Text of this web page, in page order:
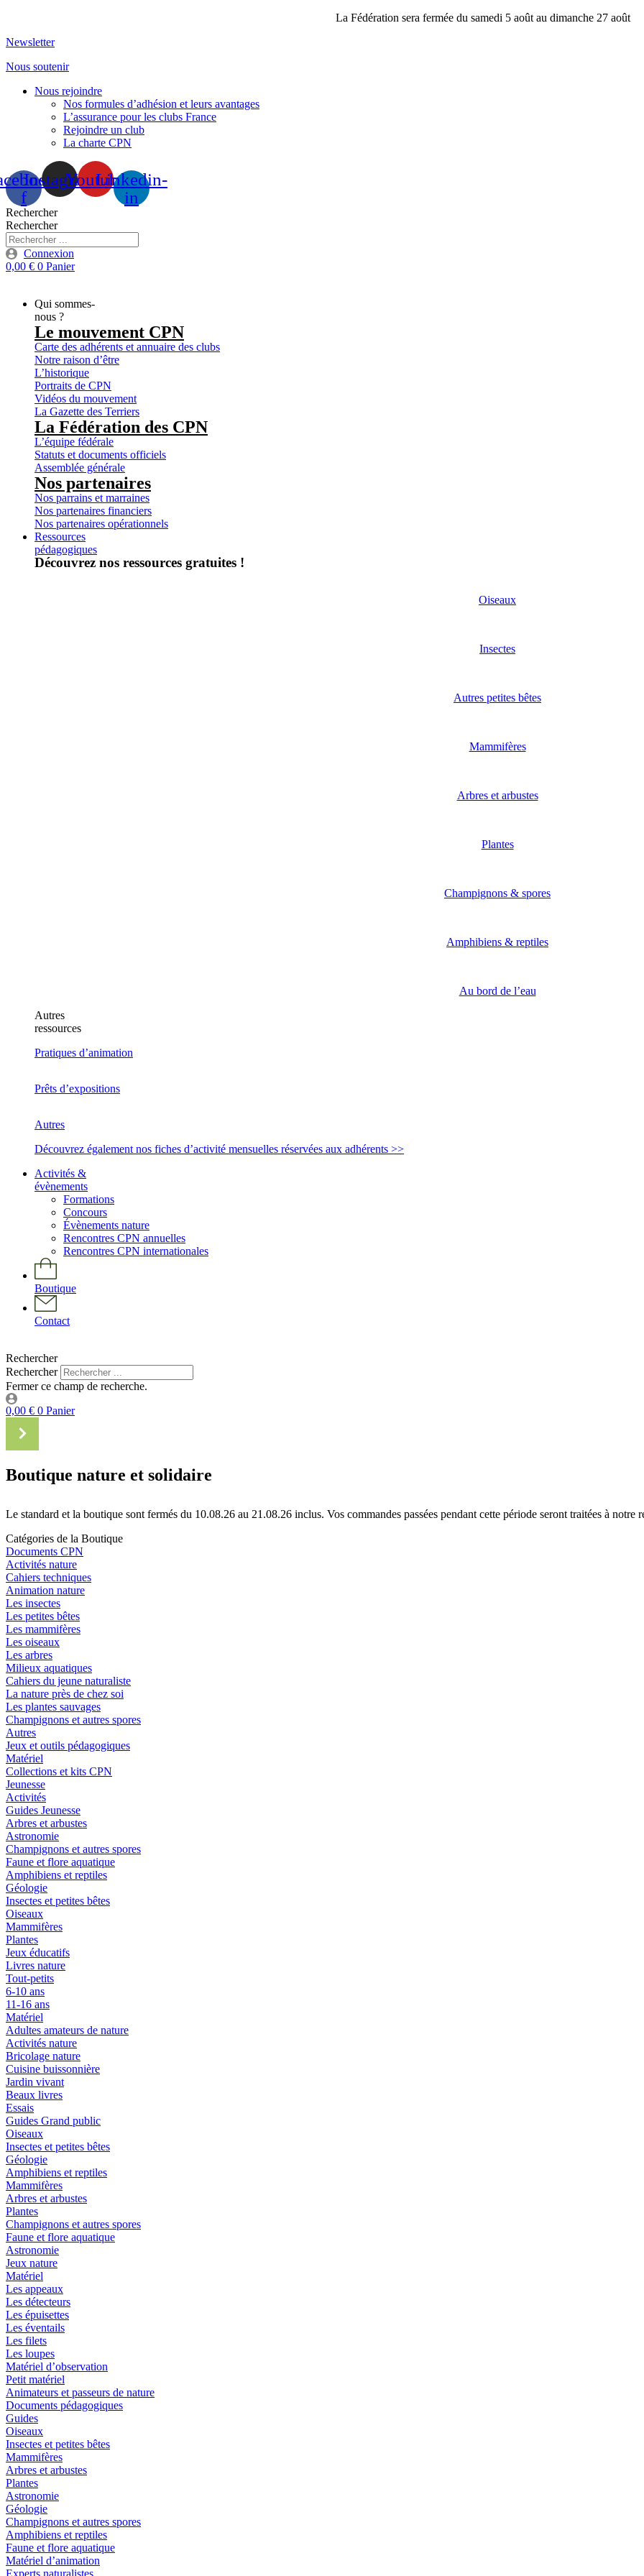
contenu
La Fédération sera fermée du samedi 5 août au dimanche 27 août
Newsletter
Nous soutenir
Nous rejoindre
Nos formules d’adhésion et leurs avantages
L’assurance pour les clubs France
Rejoindre un club
La charte CPN
f
InstagramYoutubeLinkedin-
in
Rechercher
Rechercher
Connexion
0,00 € 0 Panier
Qui sommes-
nous ?
Le mouvement CPN
Carte des adhérents et annuaire des clubs
Notre raison d’être
L’historique
Portraits de CPN
Vidéos du mouvement
La Gazette des Terriers
La Fédération des CPN
L’équipe fédérale
Statuts et documents officiels
Assemblée générale
Nos partenaires
Nos parrains et marraines
Nos partenaires financiers
Nos partenaires opérationnels
Ressources
pédagogiques
Découvrez nos ressources gratuites !
Oiseaux
Insectes
Autres petites bêtes
Mammifères
Arbres et arbustes
Plantes
Champignons & spores
Amphibiens & reptiles
Au bord de l’eau
Autres
ressources
Pratiques d’animation
Prêts d’expositions
Autres
Découvrez également nos fiches d’activité mensuelles réservées aux adhérents >>
Activités &
évènements
Formations
Concours
Évènements nature
Rencontres CPN annuelles
Rencontres CPN internationales
Boutique
Contact
Rechercher
Rechercher
Fermer ce champ de recherche.
0,00 € 0 Panier
Boutique nature et solidaire
Le standard et la boutique sont fermés du 10.08.26 au 21.08.26 inclus. Vos commandes passées pendant cette période seront traitées à notre
Catégories de la Boutique
Documents CPN
Activités nature
Cahiers techniques
Animation nature
Les insectes
Les petites bêtes
Les mammifères
Les oiseaux
Les arbres
Milieux aquatiques
Cahiers du jeune naturaliste
La nature près de chez soi
Les plantes sauvages
Champignons et autres spores
Autres
Jeux et outils pédagogiques
Matériel
Collections et kits CPN
Jeunesse
Activités
Guides Jeunesse
Arbres et arbustes
Astronomie
Champignons et autres spores
Faune et flore aquatique
Amphibiens et reptiles
Géologie
Insectes et petites bêtes
Oiseaux
Mammifères
Plantes
Jeux éducatifs
Livres nature
Tout-petits
6-10 ans
11-16 ans
Matériel
Adultes amateurs de nature
Activités nature
Bricolage nature
Cuisine buissonnière
Jardin vivant
Beaux livres
Essais
Guides Grand public
Oiseaux
Insectes et petites bêtes
Géologie
Amphibiens et reptiles
Mammifères
Arbres et arbustes
Plantes
Champignons et autres spores
Faune et flore aquatique
Astronomie
Jeux nature
Matériel
Les appeaux
Les détecteurs
Les épuisettes
Les éventails
Les filets
Les loupes
Matériel d’observation
Petit matériel
Animateurs et passeurs de nature
Documents pédagogiques
Guides
Oiseaux
Insectes et petites bêtes
Mammifères
Arbres et arbustes
Plantes
Astronomie
Géologie
Champignons et autres spores
Amphibiens et reptiles
Faune et flore aquatique
Matériel d’animation